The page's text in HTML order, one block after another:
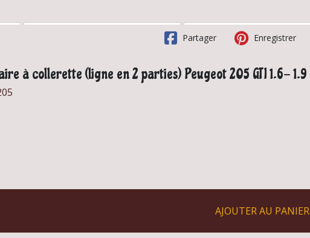
Partager Enregistrer
à collerette (ligne en 2 parties) Peugeot 205 GTI 1.6- 1.9
AJOUTER AU PANIER